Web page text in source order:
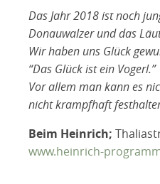
Das Jahr 2018 ist noch
Donauwalzer und das
Wir haben uns Glück
“Das Glück ist ein Vogerl.”
Vor allem man kann es
nicht krampfhaft
Beim Heinrich;
www.heinrich-